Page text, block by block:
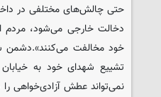
حتی چالش‌های مختلفی در
دخالت خارجی می‌شود، مردم
خود مخالفت می‌کنند».‌دشمن
تشییع شهدای خود به خیابان
نمی‌تواند عطش آزادی‌خواهی